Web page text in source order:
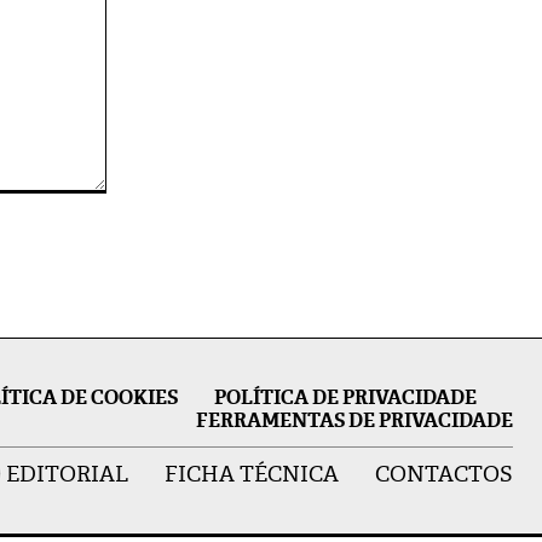
DE COOKIES
POLÍTICA DE PRIVACIDADE
FERRAMENTAS DE PRIVACIDADE
EDITORIAL FICHA TÉCNICA CONTACTOS